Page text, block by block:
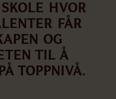
skole hvor
får
og
til å
toppnivå.